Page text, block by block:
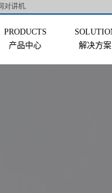
对讲机.
产品中心 解决方案